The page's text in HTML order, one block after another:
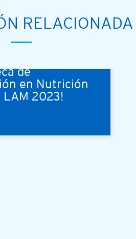
RELACIONADA
de
en Nutrición
2023!